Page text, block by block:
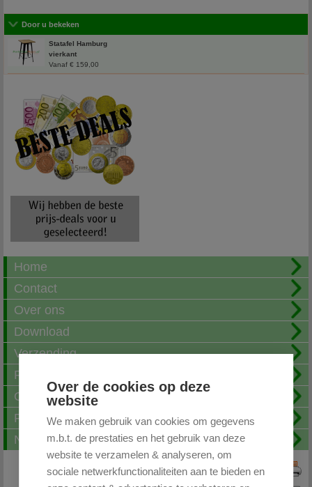
Over de cookies op deze
website
We maken gebruik van cookies om gegevens
m.b.t. de prestaties en het gebruik van deze
website te verzamelen & analyseren, om
sociale netwerkfunctionaliteiten aan te bieden en
Door u bekeken
Statafel Hamburg
vierkant
Vanaf € 159,00
Home
Contact
Over ons
Download
Verzending
Fotoalbum
Openingstijden
FAQ
Nieuwsbrief
Print deze pagina